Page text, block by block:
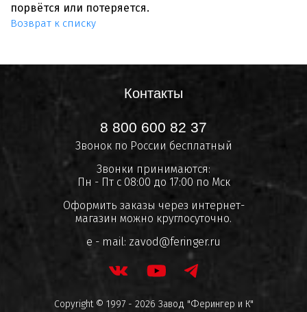
порвётся или потеряется.
Возврат к списку
Контакты
8 800 600 82 37
Звонок по России бесплатный
Звонки принимаются:
Пн - Пт с 08:00 до 17:00 по Мск
Оформить заказы через интернет-
магазин можно круглосуточно.
e - mail: zavod@feringer.ru
Copyright © 1997 - 2026 Завод "Ферингер и К"